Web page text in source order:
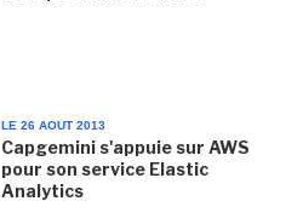
LE 26 AOUT 2013
Capgemini s'appuie sur AWS
pour son service Elastic
Analytics